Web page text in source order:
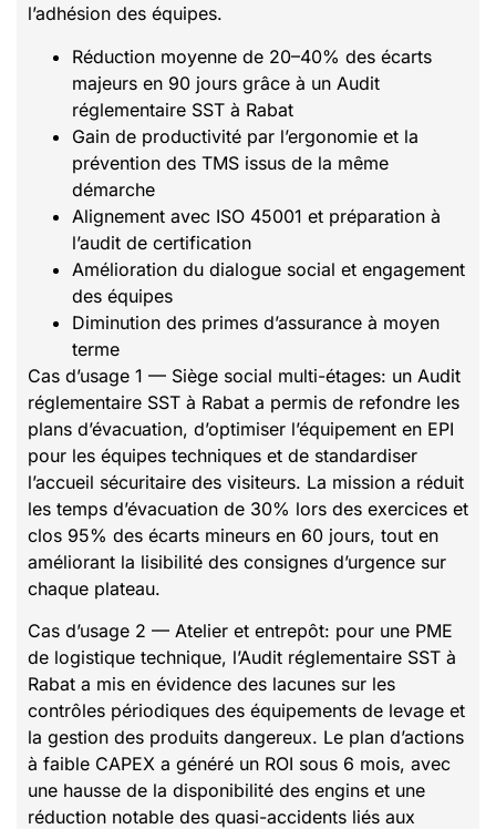
l’adhésion des équipes.
Réduction moyenne de 20–40% des écarts
majeurs en 90 jours grâce à un Audit
réglementaire SST à Rabat
Gain de productivité par l’ergonomie et la
prévention des TMS issus de la même
démarche
Alignement avec ISO 45001 et préparation à
l’audit de certification
Amélioration du dialogue social et engagement
des équipes
Diminution des primes d’assurance à moyen
terme
Cas d’usage 1 — Siège social multi-étages: un Audit
réglementaire SST à Rabat a permis de refondre les
plans d’évacuation, d’optimiser l’équipement en EPI
pour les équipes techniques et de standardiser
l’accueil sécuritaire des visiteurs. La mission a réduit
les temps d’évacuation de 30% lors des exercices et
clos 95% des écarts mineurs en 60 jours, tout en
améliorant la lisibilité des consignes d’urgence sur
chaque plateau.
Cas d’usage 2 — Atelier et entrepôt: pour une PME
de logistique technique, l’Audit réglementaire SST à
Rabat a mis en évidence des lacunes sur les
contrôles périodiques des équipements de levage et
la gestion des produits dangereux. Le plan d’actions
à faible CAPEX a généré un ROI sous 6 mois, avec
une hausse de la disponibilité des engins et une
réduction notable des quasi-accidents liés aux